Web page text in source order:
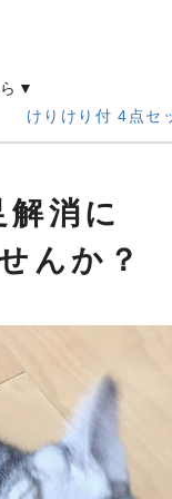
▼
けりけり付 4点
解消に
んか？